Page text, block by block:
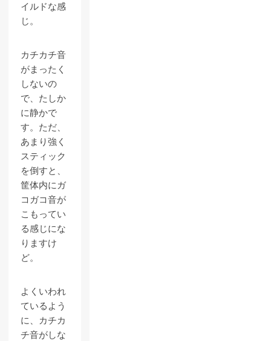
イルドな感
じ。
カチカチ音
がまったく
しないの
で、たしか
に静かで
す。ただ、
あまり強く
スティック
を倒すと、
筐体内にガ
コガコ音が
こもってい
る感じにな
りますけ
ど。
よくいわれ
ているよう
に、カチカ
チ音がしな